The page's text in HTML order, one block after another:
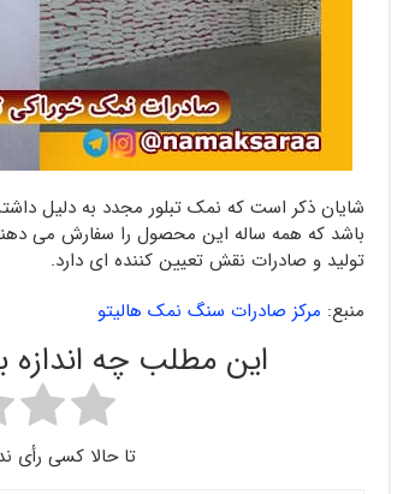
شایان ذکر است که نمک تبلور مجدد به دلیل
باشد که همه ساله این محصول را سفارش می
تولید و صادرات نقش تعیین کننده ای دارد.
منبع: مرکز صادرات سنگ نمک هالیتو
این مطلب چه اندازه
تا حالا کسی رأی